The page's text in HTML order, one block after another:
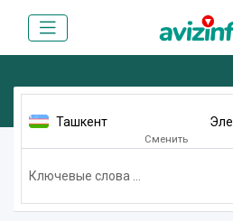
Ташкент
Сменить